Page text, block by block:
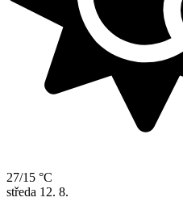
27/15 °C
středa 12. 8.